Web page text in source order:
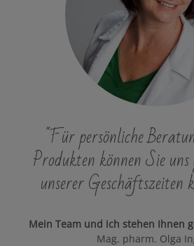
"Für persönliche
Produkten können Sie
unserer
Mein Team und ich stehen Ihnen
Mag. pharm. Olga